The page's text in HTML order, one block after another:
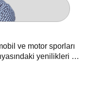
ve motor sporları
yenilikleri ve